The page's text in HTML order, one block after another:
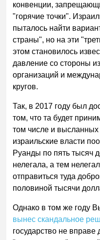
конвенции,
"горячие точки".
пыталось найти
страны", но на эти
этом становилось
давление со стороны
организаций и
кругов.
Так, в 2017 году был
том, что та будет
том числе и высланных
израильские власти
Руанды по пять тысяч
нелегала, а тем
отправиться туда
половиной тысячи
Однако в том же году
вынес скандальное
государство не вправе